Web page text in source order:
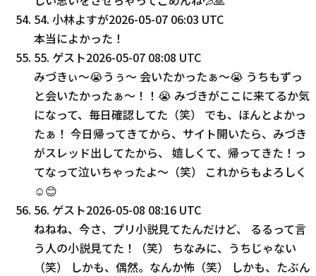
54. 小林よすが2026-05-07 06:03 UTC
本当によかった！
55. ゲスト2026-05-07 08:08 UTC
みづきぃ〜😭うぅ〜 会いたかったぁ〜😭 うちもずっ
と会いたかったぁ〜！！😭 みづきがここに来てるか気
になって、毎日確認してた（笑） でも、ほんとよかっ
たぁ！ 今日帰ってきてから、サイト開いたら、みづき
がスレッド出してたから、 嬉しくて、帰ってきた！っ
てなって泣いちゃったよ〜（笑） これからもよろしく
☺️😊
56. ゲスト2026-05-08 08:16 UTC
ねねね、今さ、プリ小説見てたんだけど、 るるって言
う人の小説見てた！（笑） ちなみに、うちじゃない
（笑） しかも、偶然。なんか怖（笑） しかも、たぶん